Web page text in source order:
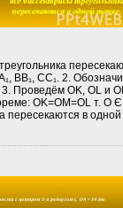
BB₁, CC₁. 2.
Проведём OK, OL и
OK=OM=OL т. О
пересекаются в одной